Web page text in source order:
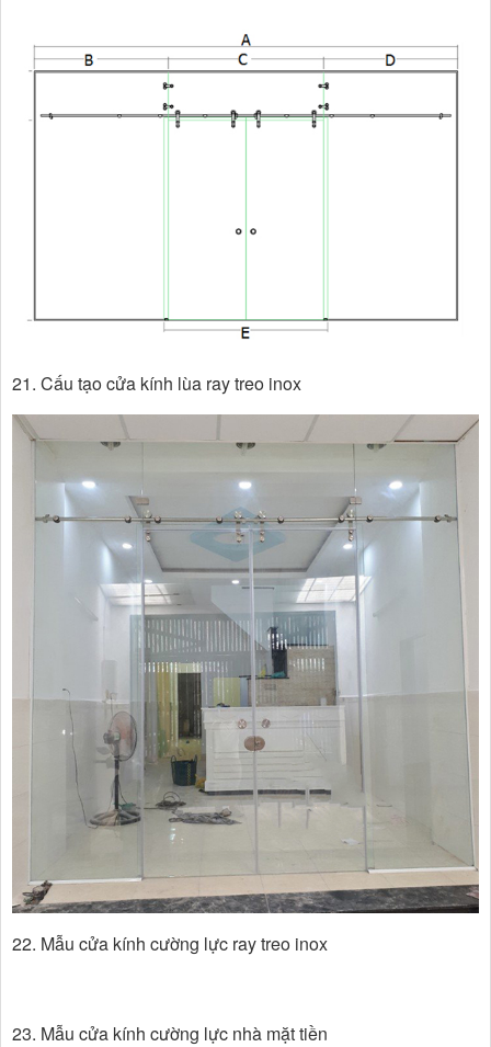
21. Cấu tạo cửa kính lùa ray treo inox
22. Mẫu cửa kính cường lực ray treo inox
23. Mẫu cửa kính cường lực nhà mặt tiền